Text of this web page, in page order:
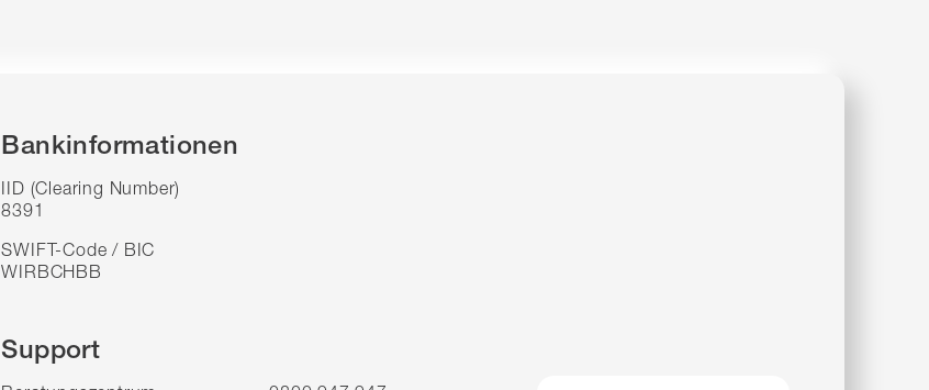
Bankinformationen
IID (Clearing Number)
8391
SWIFT-Code / BIC
WIRBCHBB
Support